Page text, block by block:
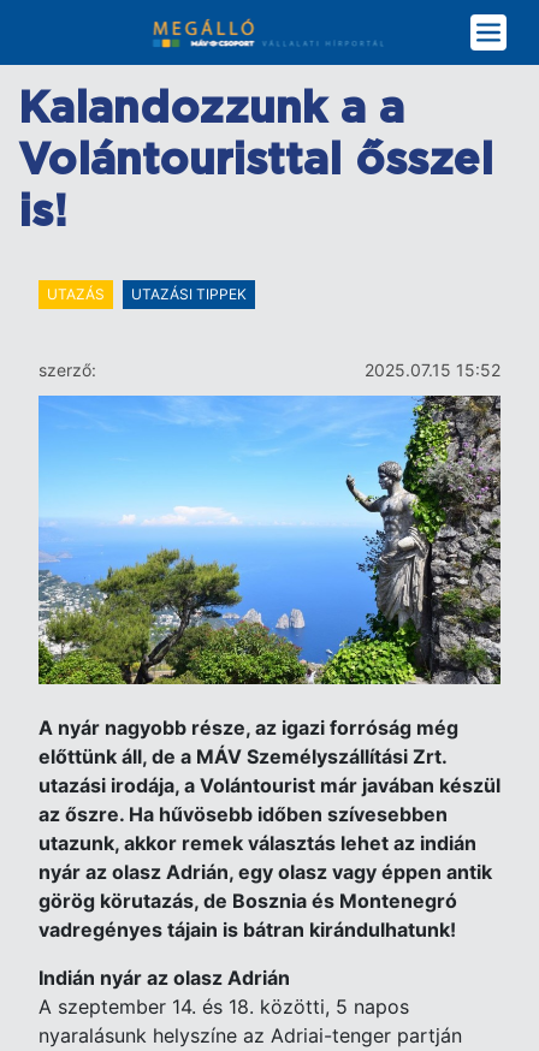
tartalomra
Kalandozzunk a a
Volántouristtal ősszel
is!
UTAZÁS UTAZÁSI TIPPEK
2025.07.15 15:52
szerző:
A nyár nagyobb része, az igazi forróság még
előttünk áll, de a MÁV Személyszállítási Zrt.
utazási irodája, a Volántourist már javában készül
az őszre. Ha hűvösebb időben szívesebben
utazunk, akkor remek választás lehet az indián
nyár az olasz Adrián, egy olasz vagy éppen antik
görög körutazás, de Bosznia és Montenegró
vadregényes tájain is bátran kirándulhatunk!
Indián nyár az olasz Adrián
A szeptember 14. és 18. közötti, 5 napos
nyaralásunk helyszíne az Adriai-tenger partján